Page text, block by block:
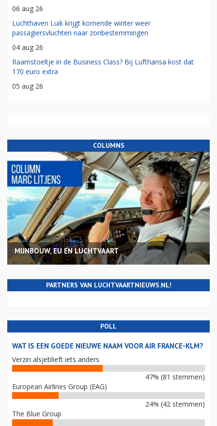
06 aug 26
Luchthaven Luik krijgt komende winter weer
passagiersvluchten naar zonbestemmingen
04 aug 26
Raamstoeltje in de Business Class? Bij Lufthansa kost dat
170 euro extra
05 aug 26
COLUMNS
MIJNBOUW, EU EN LUCHTVAART
PARTNERS VAN LUCHTVAARTNIEUWS.NL!
POLL
WAT IS EEN GOEDE NIEUWE NAAM VOOR AIR FRANCE-KLM?
Verzin alsjeblieft iets anders
47% (81 stemmen)
European Airlines Group (EAG)
24% (42 stemmen)
The Blue Group